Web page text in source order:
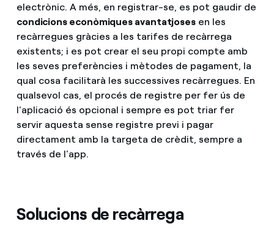
electrònic. A més, en registrar-se, es pot gaudir de
condicions econòmiques avantatjoses en les
recàrregues gràcies a les tarifes de recàrrega
existents; i es pot crear el seu propi compte amb
les seves preferències i mètodes de pagament, la
qual cosa facilitarà les successives recàrregues. En
qualsevol cas, el procés de registre per fer ús de
l'aplicació és opcional i sempre es pot triar fer
servir aquesta sense registre previ i pagar
directament amb la targeta de crèdit, sempre a
través de l'app.
Solucions de recàrrega